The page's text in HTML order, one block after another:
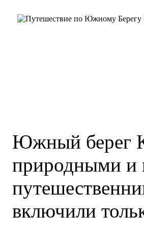
Южный берег
природными и
включили